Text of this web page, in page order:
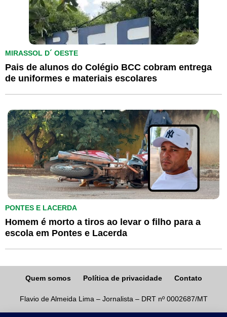
MIRASSOL D´ OESTE
Pais de alunos do Colégio BCC cobram entrega
de uniformes e materiais escolares
PONTES E LACERDA
Homem é morto a tiros ao levar o filho para a
escola em Pontes e Lacerda
Quem somos Política de privacidade Contato
Flavio de Almeida Lima – Jornalista – DRT nº 0002687/MT